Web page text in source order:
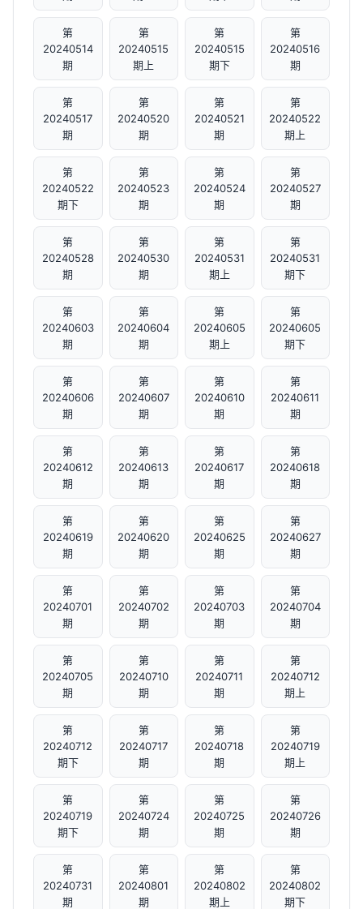
第
20240514
期
第
20240515
期上
第
20240515
期下
第
20240516
期
第
20240517
期
第
20240520
期
第
20240521
期
第
20240522
期上
第
20240522
期下
第
20240523
期
第
20240524
期
第
20240527
期
第
20240528
期
第
20240530
期
第
20240531
期上
第
20240531
期下
第
20240603
期
第
20240604
期
第
20240605
期上
第
20240605
期下
第
20240606
期
第
20240607
期
第
20240610
期
第
20240611
期
第
20240612
期
第
20240613
期
第
20240617
期
第
20240618
期
第
20240619
期
第
20240620
期
第
20240625
期
第
20240627
期
第
20240701
期
第
20240702
期
第
20240703
期
第
20240704
期
第
20240705
期
第
20240710
期
第
20240711
期
第
20240712
期上
第
20240712
期下
第
20240717
期
第
20240718
期
第
20240719
期上
第
20240719
期下
第
20240724
期
第
20240725
期
第
20240726
期
第
20240731
期
第
20240801
期
第
20240802
期上
第
20240802
期下